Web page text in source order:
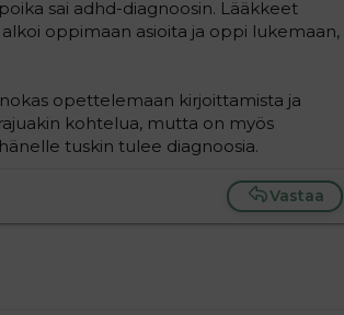
sai adhd-diagnoosin. Lääkkeet
oppimaan asioita ja oppi lukemaan,
opettelemaan kirjoittamista ja
kohtelua, mutta on myös
tuskin tulee diagnoosia.
Vastaa